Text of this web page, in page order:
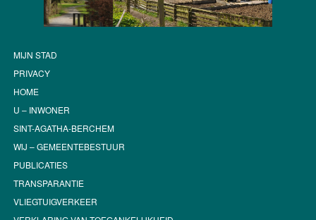
MIJN STAD
PRIVACY
HOME
U – INWONER
SINT-AGATHA-BERCHEM
WIJ – GEMEENTEBESTUUR
PUBLICATIES
TRANSPARANTIE
VLIEGTUIGVERKEER